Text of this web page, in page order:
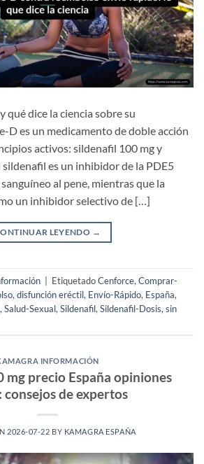
qué dice la ciencia sobre su
D es un medicamento de doble acción
activos: sildenafil 100 mg y
es un inhibidor de la PDE5
al pene, mientras que la
un inhibidor selectivo de […]
LEYENDO →
EtiquetadoCenforce, Comprar-
, disfunción eréctil, Envío-Rápido, España,
, Salud-Sexual, Sildenafil, Sildenafil-Dosis, sin
INFORMACIÓN
mg precio España opiniones
consejos de expertos
2026-07-22 BY KAMAGRA ESPAÑA